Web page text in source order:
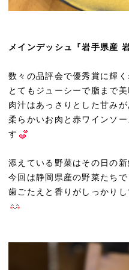
メインデッシュ『岩手県産
数々の品評会で優秀賞に輝く
とてもジューシーで脂まで
肉汁はあっさりとした甘み
柔らかいお肉と赤ワインソ
す
添えている野菜はその日の新
今回は静岡県産の野菜たちで
歯ごたえと香りがしっかり